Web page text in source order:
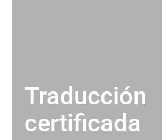
Traducción
certificada